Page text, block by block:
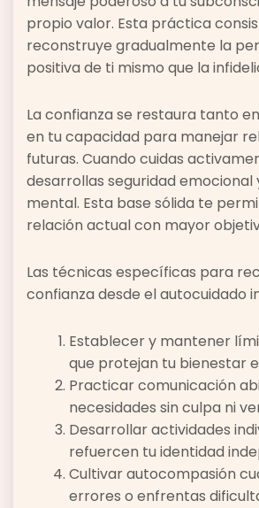
propio valor. Esta práctica
reconstruye gradualmente la
positiva de ti mismo que la
La confianza se restaura tanto
en tu capacidad para manejar
futuras. Cuando cuidas
desarrollas seguridad emocional
mental. Esta base sólida te
relación actual con mayor
Las técnicas específicas para
confianza desde el autocuidado
Establecer y mantener
que protejan tu bienestar
Practicar comunicación
necesidades sin culpa ni
Desarrollar actividades
refuercen tu identidad
Cultivar autocompasión
errores o enfrentas